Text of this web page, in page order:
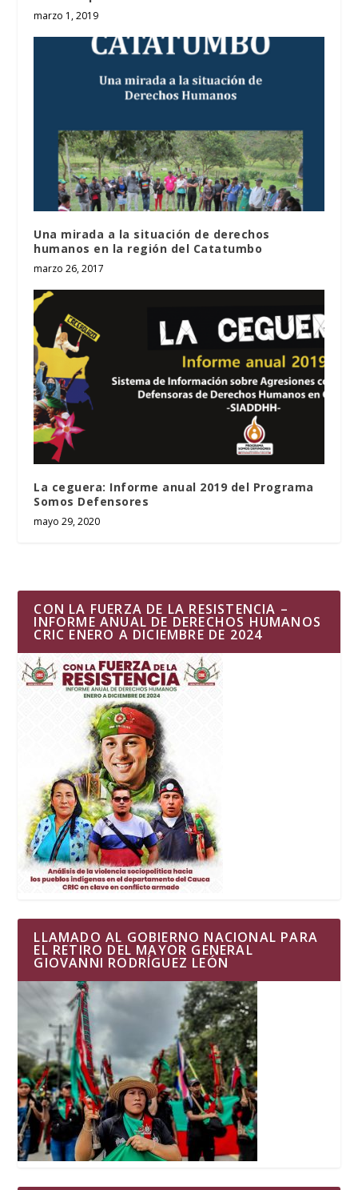
marzo 1, 2019
Una mirada a la situación de derechos
humanos en la región del Catatumbo
marzo 26, 2017
La ceguera: Informe anual 2019 del Programa
Somos Defensores
mayo 29, 2020
CON LA FUERZA DE LA RESISTENCIA –
INFORME ANUAL DE DERECHOS HUMANOS
CRIC ENERO A DICIEMBRE DE 2024
LLAMADO AL GOBIERNO NACIONAL PARA
EL RETIRO DEL MAYOR GENERAL
GIOVANNI RODRÍGUEZ LEÓN